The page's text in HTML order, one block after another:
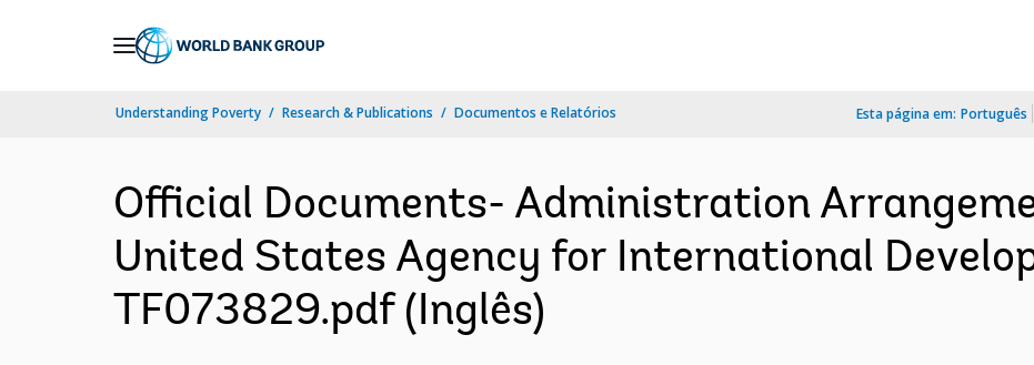
Understanding Poverty Research & Publications Documentos e Relatórios Esta página em: Português
Official Documents- Administration
United States Agency for International
TF073829.pdf (Inglês)